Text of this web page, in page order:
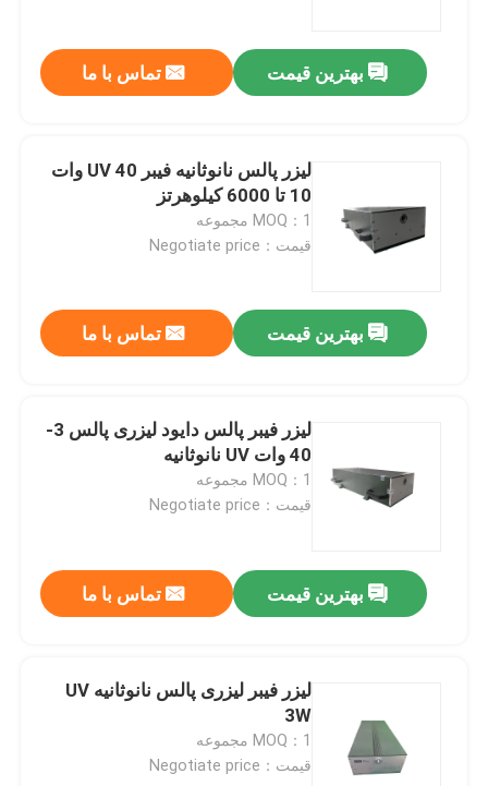
بهترین قیمت تماس با ما
لیزر پالس نانوثانیه فیبر UV 40 وات
10 تا 6000 کیلوهرتز
MOQ：1 مجموعه
قیمت：Negotiate price
بهترین قیمت تماس با ما
لیزر فیبر پالس دایود لیزری پالس 3-
40 وات UV نانوثانیه
MOQ：1 مجموعه
قیمت：Negotiate price
بهترین قیمت تماس با ما
لیزر فیبر لیزری پالس نانوثانیه UV
3W
MOQ：1 مجموعه
قیمت：Negotiate price